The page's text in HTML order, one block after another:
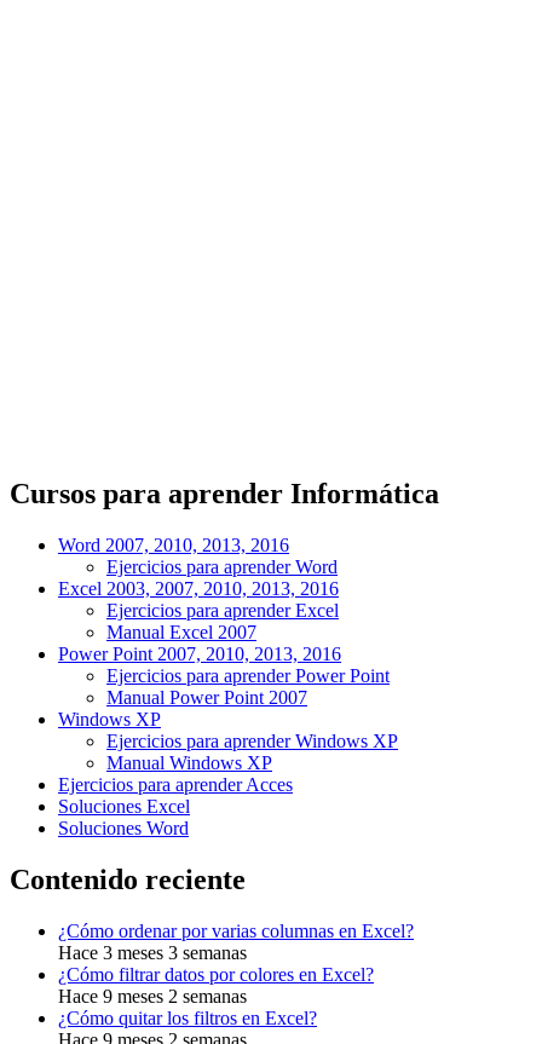
Cursos para aprender Informática
Word 2007, 2010, 2013, 2016
Ejercicios para aprender Word
Excel 2003, 2007, 2010, 2013, 2016
Ejercicios para aprender Excel
Manual Excel 2007
Power Point 2007, 2010, 2013, 2016
Ejercicios para aprender Power Point
Manual Power Point 2007
Windows XP
Ejercicios para aprender Windows XP
Manual Windows XP
Ejercicios para aprender Acces
Soluciones Excel
Soluciones Word
Contenido reciente
¿Cómo ordenar por varias columnas en Excel?
Hace 3 meses 3 semanas
¿Cómo filtrar datos por colores en Excel?
Hace 9 meses 2 semanas
¿Cómo quitar los filtros en Excel?
Hace 9 meses 2 semanas